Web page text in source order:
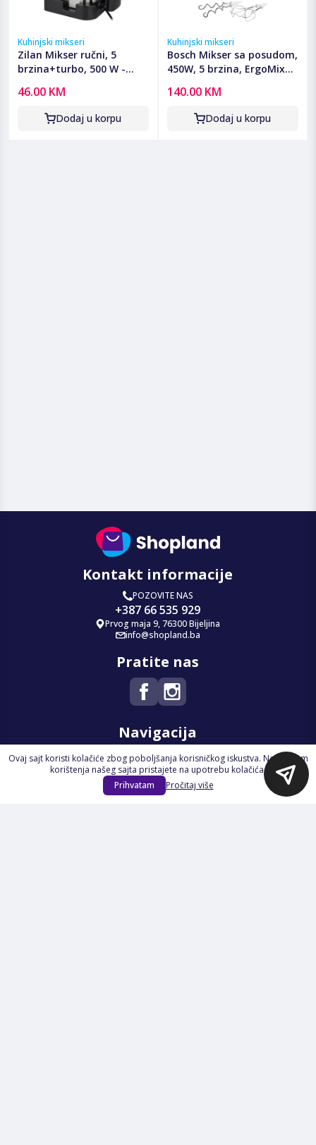
Kuhinjski mikseri
Zilan Mikser ručni, 5
brzina+turbo, 500 W -
46.00 KM
Dodaj u korpu
Kuhinjski mikseri
Bosch Mikser sa posudom,
450W, 5 brzina, ErgoMixx -
140.00 KM
Dodaj u korpu
Kontakt informacije
POZOVITE NAS
+387 66 535 929
Prvog maja 9, 76300 Bijeljina
info@shopland.ba
Pratite nas
Navigacija
Početna
Na Akciji
Izdvajamo
Ovaj sajt koristi kolačiće zbog poboljšanja korisničkog iskustva. Nastavkom
korištenja našeg sajta pristajete na upotrebu kolačića.
Prihvatam
Pročitaj više